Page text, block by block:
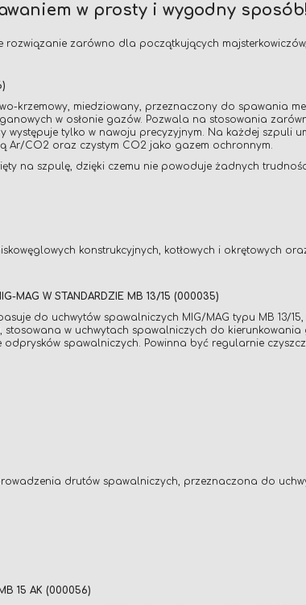
w prosty i wygodny
zarówno dla początkujących
krzemowy, miedziowany, przeznaczony do spawania
w osłonie gazów. Pozwala na stosowania
tylko w nawoju precyzyjnym. Na każdej szpuli
Ar/CO2 oraz czystym CO2 jako gazem ochronnym.
na szpulę, dzięki czemu nie powoduje żadnych
konstrukcyjnych, kotłowych i okrętowych
MAG W STANDARDZIE MB 13/15 (000035)
do uchwytów spawalniczych MIG/MAG typu MB 13/15,
w uchwytach spawalniczych do
spawalniczych. Powinna być regularnie
drutów spawalniczych, przeznaczona do
15 AK (000056)